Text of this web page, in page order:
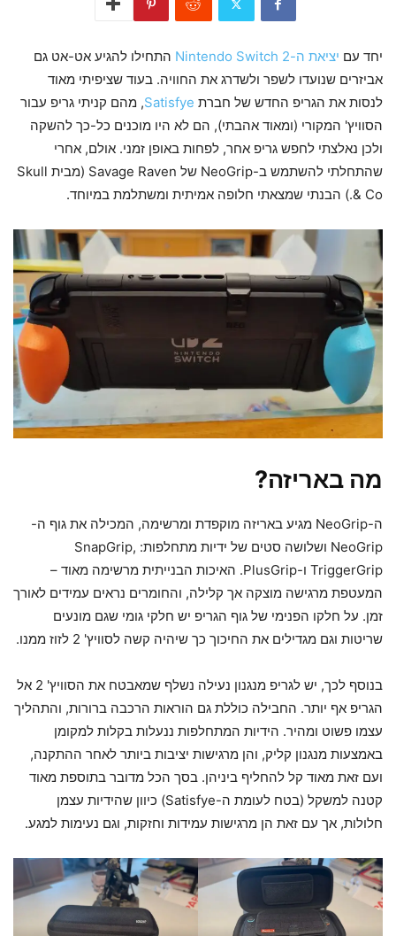
יחד עם יציאת ה-Nintendo Switch 2
התחילו להגיע אט-אט גם
אביזרים שנועדו לשפר ולשדרג את החוויה. בעוד שציפיתי מאוד
לנסות את הגריפ החדש של חברת Satisfye, מהם קניתי גריפ עבור
הסוויץ' המקורי (ומאוד אהבתי), הם לא היו מוכנים כל-כך להשקה
ולכן נאלצתי לחפש גריפ אחר, לפחות באופן זמני. אולם, אחרי
שהתחלתי להשתמש ב-NeoGrip של Savage Raven (מבית Skull
& Co.) הבנתי שמצאתי חלופה אמיתית ומשתלמת במיוחד.
מה באריזה?
ה-NeoGrip מגיע באריזה מוקפדת ומרשימה, המכילה את גוף ה-
NeoGrip ושלושה סטים של ידיות מתחלפות: SnapGrip,
TriggerGrip ו-PlusGrip. האיכות הבנייתית מרשימה מאוד –
המעטפת מרגישה מוצקה אך קלילה, והחומרים נראים עמידים לאורך
זמן. על חלקו הפנימי של גוף הגריפ יש חלקי גומי שגם מונעים
שריטות וגם מגדילים את החיכוך כך שיהיה קשה לסוויץ' 2 לזוז ממנו.
בנוסף לכך, יש לגריפ מנגנון נעילה נשלף שמאבטח את הסוויץ' 2 אל
הגריפ אף יותר. החבילה כוללת גם הוראות הרכבה ברורות, והתהליך
עצמו פשוט ומהיר. הידיות המתחלפות ננעלות בקלות למקומן
באמצעות מנגנון קליק, והן מרגישות יציבות ביותר לאחר ההתקנה,
ועם זאת מאוד קל להחליף ביניהן. בסך הכל מדובר בתוספת מאוד
קטנה למשקל (בטח לעומת ה-Satisfye) כיוון שהידיות עצמן
חלולות, אך עם זאת הן מרגישות עמידות וחזקות, וגם נעימות למגע.